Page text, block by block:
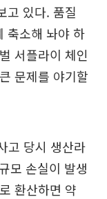
고 있다. 품질
축소해 놔야 하
서플라이 체인
문제를 야기할
고 당시 생산라
모 손실이 발생
환산하면 약